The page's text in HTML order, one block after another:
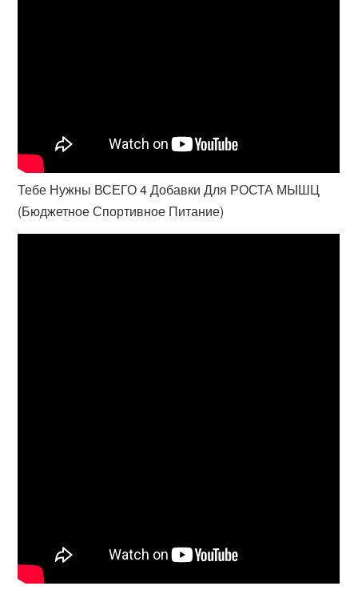
Тебе Нужны ВСЕГО 4 Добавки Для РОСТА МЫШЦ
(Бюджетное Спортивное Питание)